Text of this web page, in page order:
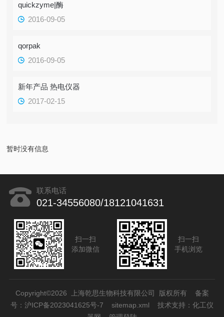
quickzyme|酶
2016-09-05
qorpak
2016-09-05
新年产品 热电仪器
2017-02-15
暂时没有信息
联系电话
021-34556080/18121041631
扫一扫
添加微信
扫一扫
手机浏览
Copyright©2026 上海乾思生物科技有限公司 版权所有 备案
号：沪ICP备2023041625号-7
sitemap.xml 技术支持： 化工仪